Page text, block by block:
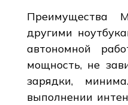
Преимущества
другими
автономной
мощность, не
зарядки,
выполнении